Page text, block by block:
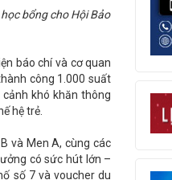
bổng cho Hội Bảo
báo chí và cơ quan
công 1.000 suất
khó khăn thông
hệ trẻ.
và Men A, cùng các
có sức hút lớn –
số 7 và voucher du